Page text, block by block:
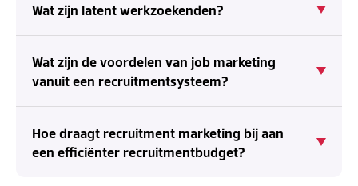
Wat zijn latent werkzoekenden?
Wat zijn de voordelen van job marketing
vanuit een recruitmentsysteem?
Hoe draagt recruitment marketing bij aan
een efficiënter recruitmentbudget?